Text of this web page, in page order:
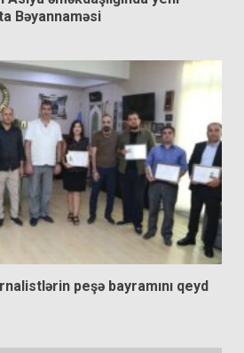
Bəyannaməsi
peşə bayramını qeyd